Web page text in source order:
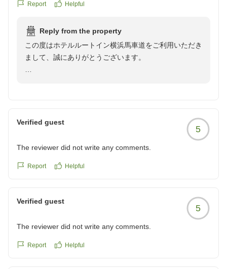
だけるとのこと、
重ねて御礼申し上げます。
秋のご宿泊時も、快適にお過ごしいただけるよう準備を
です。
https://review.travel.rakuten.co.jp/hotel/voice/68268?
reviewId=33123478276023
Report Helpful
Reply from the property
この度はホテルルートイン横浜馬車道をご利用いただき
まして、誠にありがとうございます。
市営地下鉄ブルーライン関内駅より徒歩5分と、周辺施
設へのアクセスが良く、多くのライブ参加者様にもご好
また、当ホテルの大浴場にてライブの疲れを癒していた
お食事をお楽しみいただいた後にもゆっくりとお楽しみ
今後もお客様の「常宿」として選んでいただけるよう、
Verified guest
5
The reviewer did not write any comments.
Report Helpful
Verified guest
5
The reviewer did not write any comments.
Report Helpful